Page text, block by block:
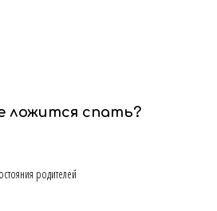
ложится спать?
родителей